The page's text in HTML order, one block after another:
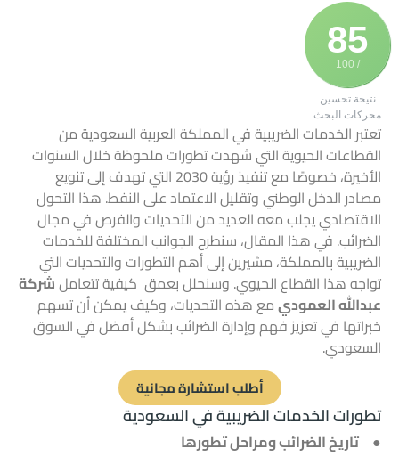
85
/ 100
نتيجة تحسين
محركات البحث
تعتبر الخدمات الضريبية في المملكة العربية السعودية من
القطاعات الحيوية التي شهدت تطورات ملحوظة خلال السنوات
الأخيرة، خصوصًا مع تنفيذ رؤية 2030 التي تهدف إلى تنويع
مصادر الدخل الوطني وتقليل الاعتماد على النفط. هذا التحول
الاقتصادي يجلب معه العديد من التحديات والفرص في مجال
الضرائب. في هذا المقال، سنطرح الجوانب المختلفة للخدمات
الضريبية بالمملكة، مشيرين إلى أهم التطورات والتحديات التي
تواجه هذا القطاع الحيوي. وسنحلل بعمق كيفية تتعاملشركة
عبدالله العموديمع هذه التحديات، وكيف يمكن أن تسهم
خبراتها في تعزيز فهم وإدارة الضرائب بشكل أفضل في السوق
السعودي.
أطلب استشارة مجانية
تطورات الخدمات الضريبية في السعودية
● تاريخ الضرائب ومراحل تطورها